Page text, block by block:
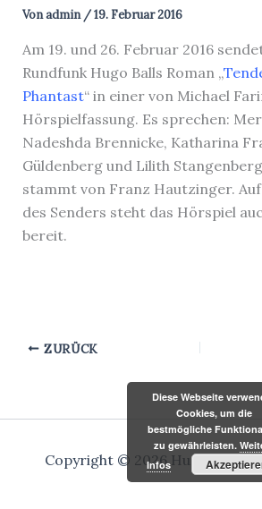
Vonadmin /19. Februar 2016
Am 19. und 26. Februar 2016
Rundfunk Hugo Balls Roman „
Phantast“ in einer von Michael
Hörspielfassung. Es sprechen:
Nadeshda Brennicke, Katharina
Güldenberg und Lilith
stammt von Franz Hautzinger.
des Senders steht das Hörspiel
bereit.
ZURÜCK
Copyright © 2026 Hugo-Ball-
Diese Webseite
Cookies, um die
bestmögliche
zu gewährleisten.
Infos